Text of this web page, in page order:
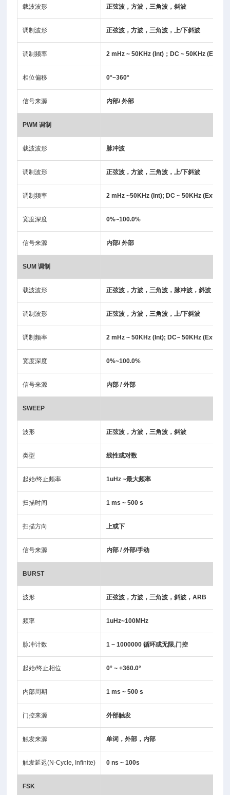
载波波形 正弦波，方波，三角波，斜波
调制波形 正弦波，方波，三角波，上/下斜波
调制频率 2 mHz ~ 50KHz (Int)；DC ~ 50KHz (Ext)
相位偏移 0°~360°
信号来源 内部/ 外部
PWM调制
载波波形 脉冲波
调制波形 正弦波，方波，三角波，上/下斜波
调制频率 2 mHz ~50KHz (Int); DC ~ 50KHz (Ext)
宽度深度 0%~100.0%
信号来源 内部/ 外部
SUM调制
载波波形 正弦波，方波，三角波，脉冲波，斜波，噪音
调制波形 正弦波，方波，三角波，上/下斜波
调制频率 2 mHz ~ 50KHz (Int); DC~ 50KHz (Ext)
宽度深度 0%~100.0%
信号来源 内部 / 外部
SWEEP
波形 正弦波，方波，三角波，斜波
类型 线性或对数
起始/终止频率 1uHz ~最大频率
扫描时间 1 ms ~ 500 s
扫描方向 上或下
信号来源 内部 / 外部/手动
BURST
波形 正弦波，方波，三角波，斜波，ARB
频率 1uHz~100MHz
脉冲计数 1 ~ 1000000 循环或无限,门控
起始/终止相位 0° ~ +360.0°
内部周期 1 ms ~ 500 s
门控来源 外部触发
触发来源 单词，外部，内部
触发延迟(N-Cycle, Infinite) 0 ns ~ 100s
FSK